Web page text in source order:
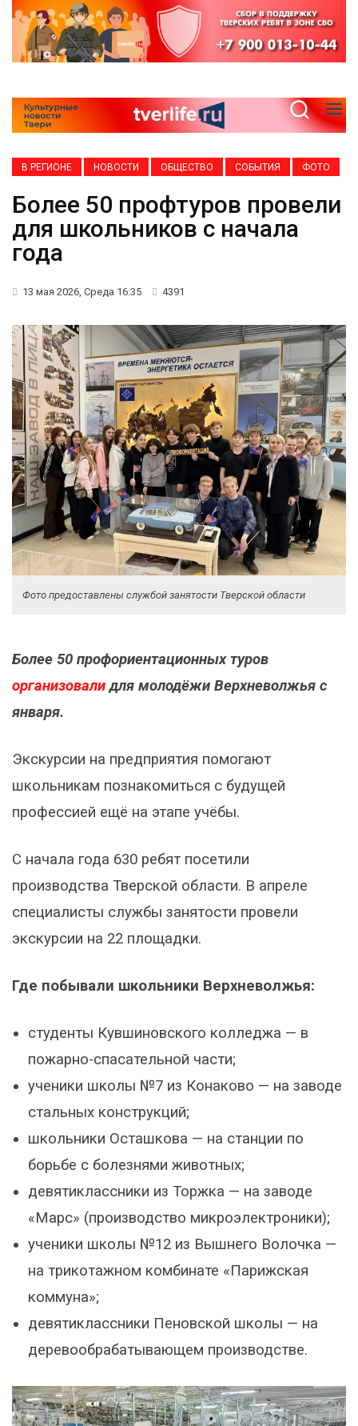
В РЕГИОНЕ НОВОСТИ ОБЩЕСТВО СОБЫТИЯ ФОТО
Более 50 профтуров провели
для школьников с начала
года
13 мая 2026, Среда 16:35 4391
Фото предоставлены службой занятости Тверской области
Более 50 профориентационных туров
организовалидля молодёжи Верхневолжья с
января.
Экскурсии на предприятия помогают
школьникам познакомиться с будущей
профессией ещё на этапе учёбы.
С начала года 630 ребят посетили
производства Тверской области. В апреле
специалисты службы занятости провели
экскурсии на 22 площадки.
Где побывали школьники Верхневолжья:
студенты Кувшиновского колледжа — в
пожарно-спасательной части;
ученики школы №7 из Конаково — на заводе
стальных конструкций;
школьники Осташкова — на станции по
борьбе с болезнями животных;
девятиклассники из Торжка — на заводе
«Марс» (производство микроэлектроники);
ученики школы №12 из Вышнего Волочка —
на трикотажном комбинате «Парижская
коммуна»;
девятиклассники Пеновской школы — на
деревообрабатывающем производстве.